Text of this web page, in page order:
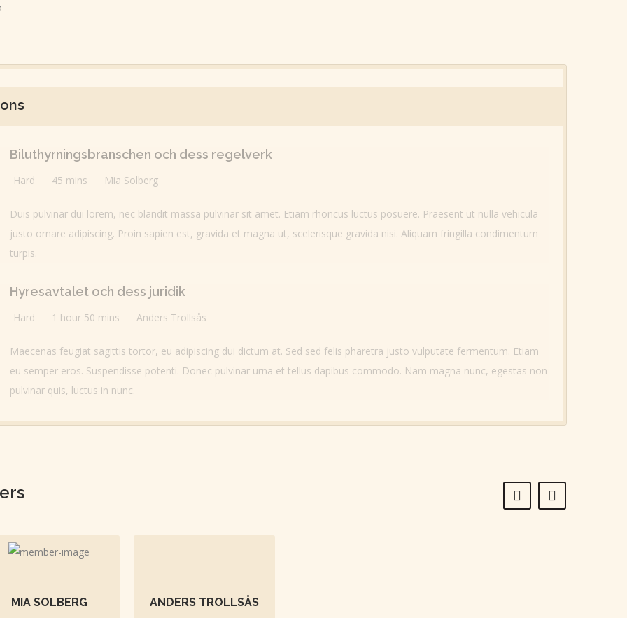
Biluthyrningsbranschen och dess regelverk
Hard 45 mins Mia Solberg
Duis pulvinar dui lorem, nec blandit massa pulvinar sit amet. Etiam rhoncus luctus posuere. Praesent ut nulla vehicula
justo ornare adipiscing. Proin sapien est, gravida et magna ut, scelerisque gravida nisi. Aliquam fringilla condimentum
turpis.
Hyresavtalet och dess juridik
Hard 1 hour 50 mins Anders Trollsås
Maecenas feugiat sagittis tortor, eu adipiscing dui dictum at. Sed sed felis pharetra justo vulputate fermentum. Etiam
eu semper eros. Suspendisse potenti. Donec pulvinar urna et tellus dapibus commodo. Nam magna nunc, egestas non
pulvinar quis, luctus in nunc.
MIA SOLBERG ANDERS TROLLSÅS